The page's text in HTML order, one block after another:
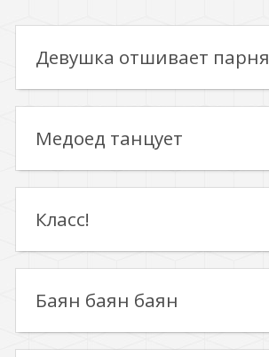
Девушка отшивает парня
Медоед танцует
Класс!
Баян баян баян